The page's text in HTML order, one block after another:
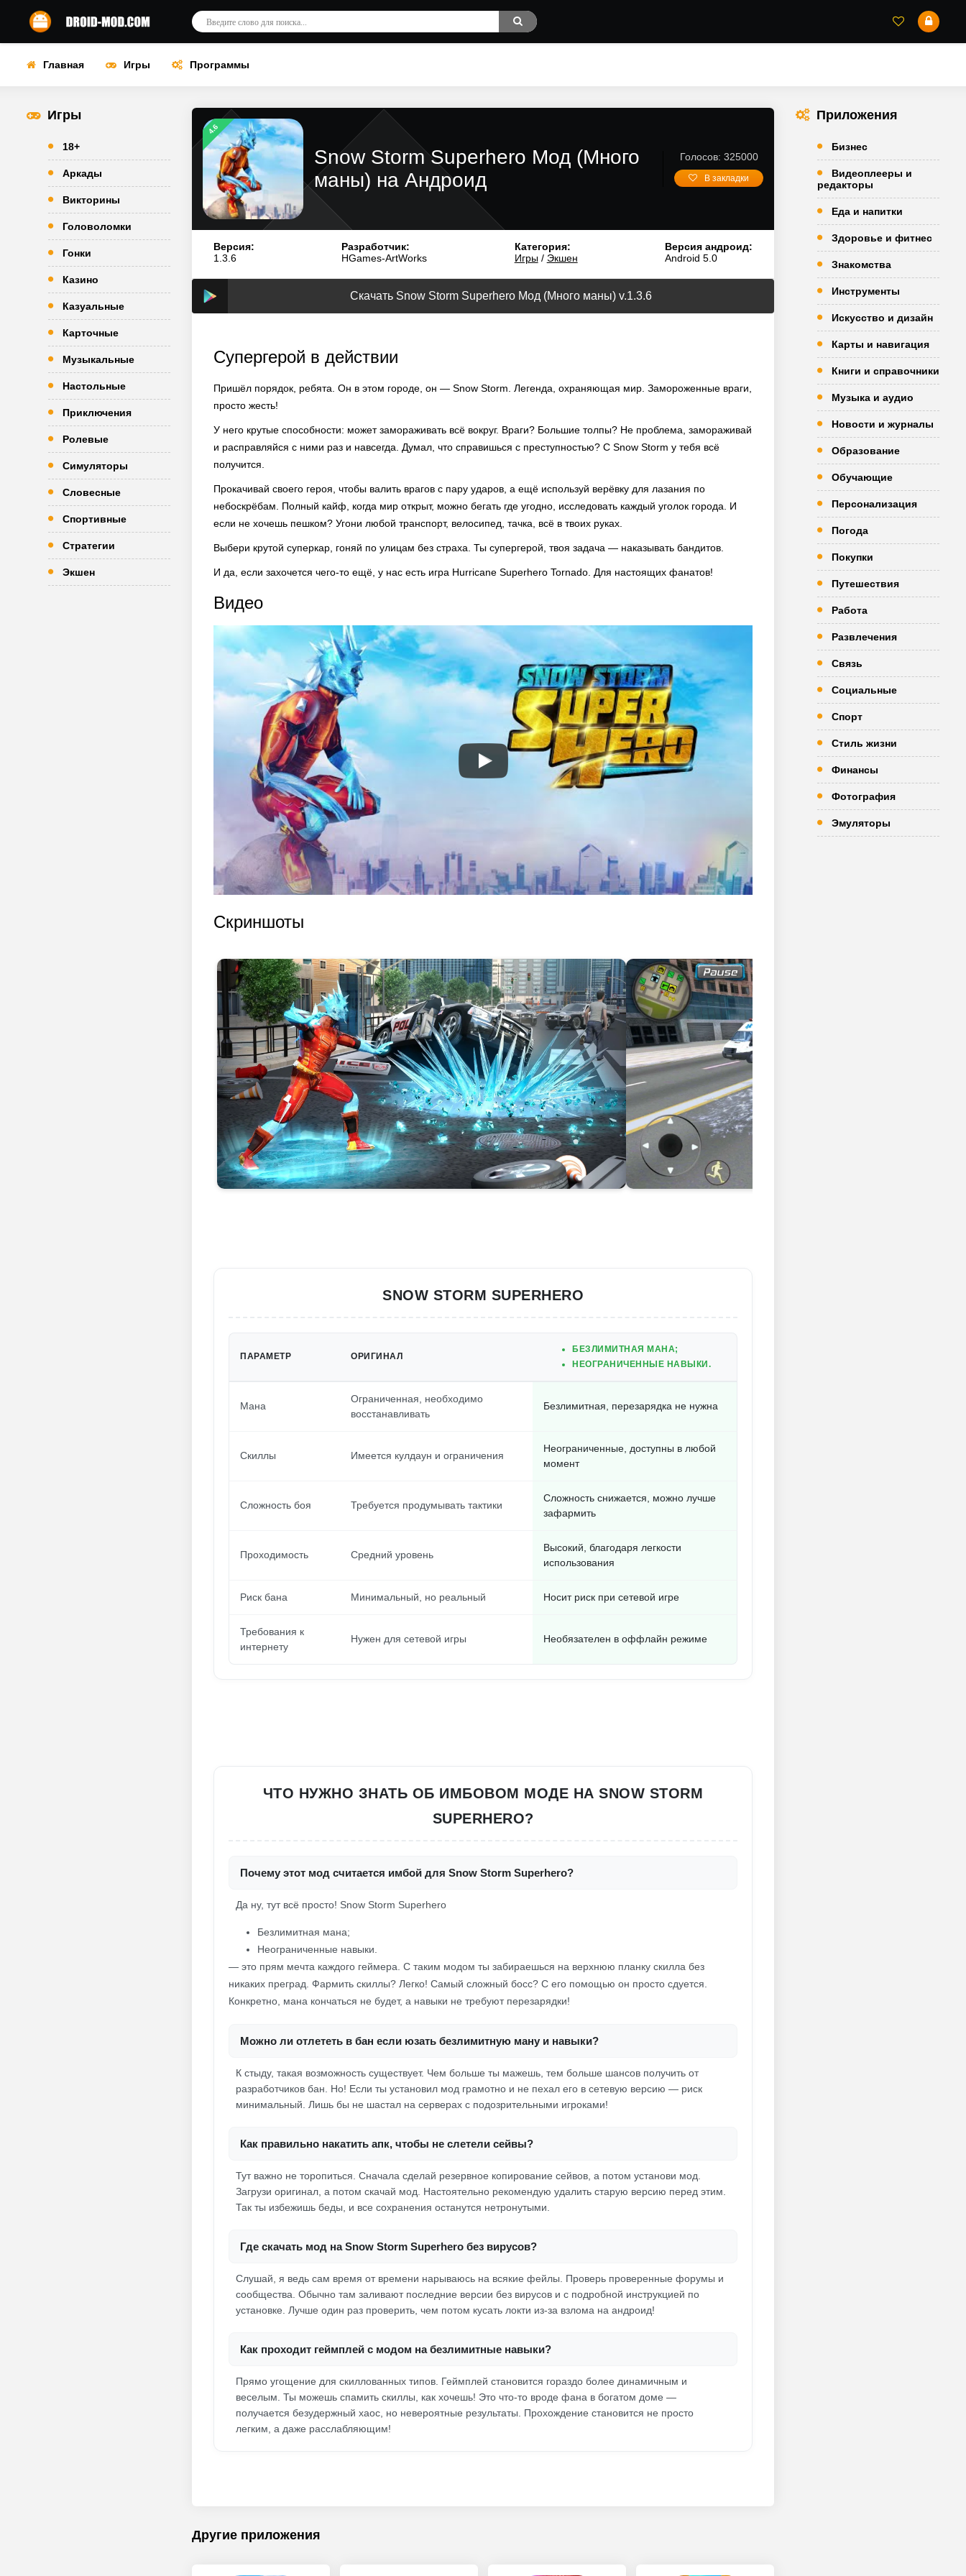
Главная Игры Программы
Игры
18+
Аркады
Викторины
Головоломки
Гонки
Казино
Казуальные
Карточные
Музыкальные
Настольные
Приключения
Ролевые
Симуляторы
Словесные
Спортивные
Стратегии
Экшен
4.6
Snow Storm Superhero Мод (Много
маны) на Андроид
Голосов: 325000
В закладки
Версия:
1.3.6
Разработчик:
HGames-ArtWorks
Категория:
Игры/ Экшен
Версия андроид:
Android 5.0
Скачать Snow Storm Superhero Мод (Много маны) v.1.3.6
Супергерой в действии
Пришёл порядок, ребята. Он в этом городе, он — Snow Storm. Легенда, охраняющая мир. Замороженные враги,
просто жесть!
У него крутые способности: может замораживать всё вокруг. Враги? Большие толпы? Не проблема, замораживай
и расправляйся с ними раз и навсегда. Думал, что справишься с преступностью? С Snow Storm у тебя всё
получится.
Прокачивай своего героя, чтобы валить врагов с пару ударов, а ещё используй верёвку для лазания по
небоскрёбам. Полный кайф, когда мир открыт, можно бегать где угодно, исследовать каждый уголок города. И
если не хочешь пешком? Угони любой транспорт, велосипед, тачка, всё в твоих руках.
Выбери крутой суперкар, гоняй по улицам без страха. Ты супергерой, твоя задача — наказывать бандитов.
И да, если захочется чего-то ещё, у нас есть игра Hurricane Superhero Tornado. Для настоящих фанатов!
Видео
Скриншоты
SNOW STORM SUPERHERO
ПАРАМЕТР ОРИГИНАЛ
БЕЗЛИМИТНАЯ МАНА;
НЕОГРАНИЧЕННЫЕ НАВЫКИ.
Мана
Ограниченная, необходимо
восстанавливать
Безлимитная, перезарядка не нужна
Скиллы Имеется кулдаун и ограничения
Неограниченные, доступны в любой
момент
Сложность боя Требуется продумывать тактики
Сложность снижается, можно лучше
зафармить
Проходимость Средний уровень
Высокий, благодаря легкости
использования
Риск бана Минимальный, но реальный Носит риск при сетевой игре
Требования к
интернету
Нужен для сетевой игры Необязателен в оффлайн режиме
ЧТО НУЖНО ЗНАТЬ ОБ ИМБОВОМ МОДЕ НА SNOW STORM
SUPERHERO?
Почему этот мод считается имбой для Snow Storm Superhero?
Да ну, тут всё просто! Snow Storm Superhero
Безлимитная мана;
Неограниченные навыки.
— это прям мечта каждого геймера. С таким модом ты забираешься на верхнюю планку скилла без
никаких преград. Фармить скиллы? Легко! Самый сложный босс? С его помощью он просто сдуется.
Конкретно, мана кончаться не будет, а навыки не требуют перезарядки!
Можно ли отлететь в бан если юзать безлимитную ману и навыки?
К стыду, такая возможность существует. Чем больше ты мажешь, тем больше шансов получить от
разработчиков бан. Но! Если ты установил мод грамотно и не пехал его в сетевую версию — риск
минимальный. Лишь бы не шастал на серверах с подозрительными игроками!
Как правильно накатить апк, чтобы не слетели сейвы?
Тут важно не торопиться. Сначала сделай резервное копирование сейвов, а потом установи мод.
Загрузи оригинал, а потом скачай мод. Настоятельно рекомендую удалить старую версию перед этим.
Так ты избежишь беды, и все сохранения останутся нетронутыми.
Где скачать мод на Snow Storm Superhero без вирусов?
Слушай, я ведь сам время от времени нарываюсь на всякие фейлы. Проверь проверенные форумы и
сообщества. Обычно там заливают последние версии без вирусов и с подробной инструкцией по
установке. Лучше один раз проверить, чем потом кусать локти из-за взлома на андроид!
Как проходит геймплей с модом на безлимитные навыки?
Прямо угощение для скиллованных типов. Геймплей становится гораздо более динамичным и
веселым. Ты можешь спамить скиллы, как хочешь! Это что-то вроде фана в богатом доме —
получается безудержный хаос, но невероятные результаты. Прохождение становится не просто
легким, а даже расслабляющим!
Другие приложения
Приложения
Бизнес
Видеоплееры и
редакторы
Еда и напитки
Здоровье и фитнес
Знакомства
Инструменты
Искусство и дизайн
Карты и навигация
Книги и справочники
Музыка и аудио
Новости и журналы
Образование
Обучающие
Персонализация
Погода
Покупки
Путешествия
Работа
Развлечения
Связь
Социальные
Спорт
Стиль жизни
Финансы
Фотография
Эмуляторы